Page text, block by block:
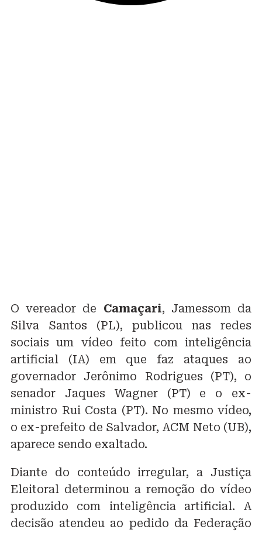
O vereador de Camaçari, Jamessom da
Silva Santos (PL), publicou nas redes
sociais um vídeo feito com inteligência
artificial (IA) em que faz ataques ao
governador Jerônimo Rodrigues (PT), o
senador Jaques Wagner (PT) e o ex-
ministro Rui Costa (PT). No mesmo vídeo,
o ex-prefeito de Salvador, ACM Neto (UB),
aparece sendo exaltado.
Diante do conteúdo irregular, a Justiça
Eleitoral determinou a remoção do vídeo
produzido com inteligência artificial. A
decisão atendeu ao pedido da Federação